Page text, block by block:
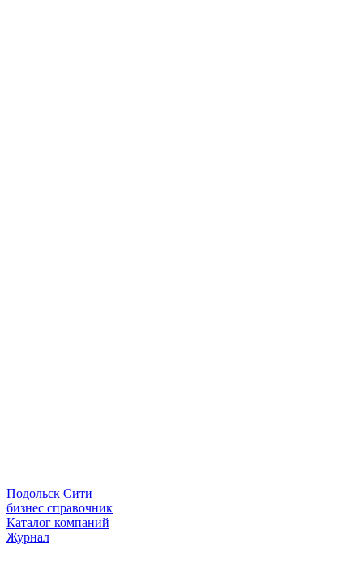
Подольск Сити
бизнес справочник
Каталог компаний
Журнал